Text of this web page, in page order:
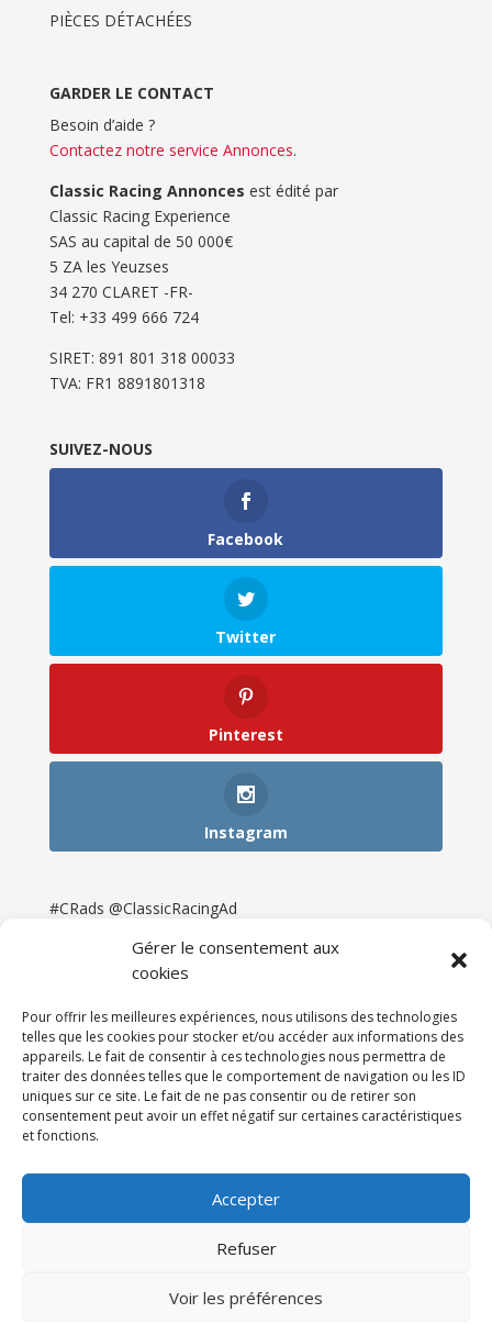
Gérer le consentement aux
cookies
Pour offrir les meilleures expériences, nous utilisons des technologies
telles que les cookies pour stocker et/ou accéder aux informations des
appareils. Le fait de consentir à ces technologies nous permettra de
traiter des données telles que le comportement de navigation ou les ID
uniques sur ce site. Le fait de ne pas consentir ou de retirer son
consentement peut avoir un effet négatif sur certaines caractéristiques
et fonctions.
Accepter
Refuser
Voir les préférences
PIÈCES DÉTACHÉES
GARDER LE CONTACT
Besoin d’aide ?
Contactez notre service Annonces.
Classic Racing Annonces est édité par
Classic Racing Experience
SAS au capital de 50 000€
5 ZA les Yeuzses
34 270 CLARET -FR-
Tel: ‭+33 499 666 724‬
SIRET: 891 801 318 00033
TVA: FR1 8891801318
SUIVEZ-NOUS
Facebook
Twitter
Pinterest
Instagram
#CRads @ClassicRacingAd
Newsletter & Presse
Partenaires
Tarifs
Espace Client
121DigitalGroup |